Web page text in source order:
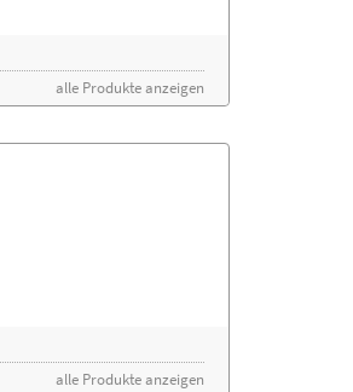
alle Produkte anzeigen
alle Produkte anzeigen